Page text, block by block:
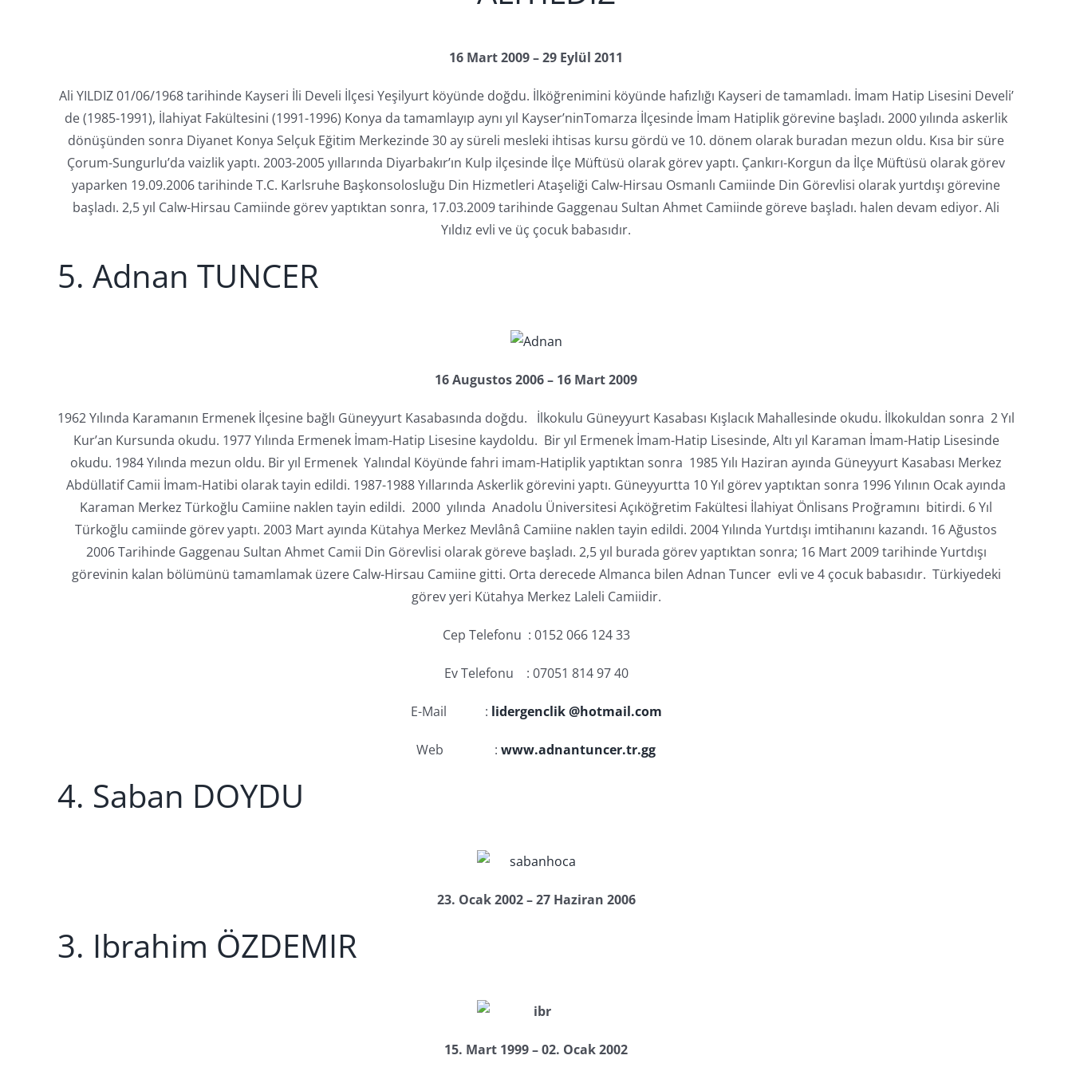
16 Mart 2009 – 29 Eylül 2011
Ali YILDIZ 01/06/1968 tarihinde Kayseri İli Develi İlçesi Yeşilyurt köyünde doğdu. İlköğrenimini köyünde hafızlığı Kayseri de tamamladı. İmam Hatip Lisesini Develi’
de (1985-1991), İlahiyat Fakültesini (1991-1996) Konya da tamamlayıp aynı yıl Kayser’ninTomarza İlçesinde İmam Hatiplik görevine başladı. 2000 yılında askerlik
dönüşünden sonra Diyanet Konya Selçuk Eğitim Merkezinde 30 ay süreli mesleki ihtisas kursu gördü ve 10. dönem olarak buradan mezun oldu. Kısa bir süre
Çorum-Sungurlu’da vaizlik yaptı. 2003-2005 yıllarında Diyarbakır’ın Kulp ilçesinde İlçe Müftüsü olarak görev yaptı. Çankırı-Korgun da İlçe Müftüsü olarak görev
yaparken 19.09.2006 tarihinde T.C. Karlsruhe Başkonsolosluğu Din Hizmetleri Ataşeliği Calw-Hirsau Osmanlı Camiinde Din Görevlisi olarak yurtdışı görevine
başladı. 2,5 yıl Calw-Hirsau Camiinde görev yaptıktan sonra, 17.03.2009 tarihinde Gaggenau Sultan Ahmet Camiinde göreve başladı. halen devam ediyor. Ali
Yıldız evli ve üç çocuk babasıdır.
5. Adnan TUNCER
16 Augustos 2006 – 16 Mart 2009
1962 Yılında Karamanın Ermenek İlçesine bağlı Güneyyurt Kasabasında doğdu. İlkokulu Güneyyurt Kasabası Kışlacık Mahallesinde okudu. İlkokuldan sonra 2 Yıl
Kur’an Kursunda okudu. 1977 Yılında Ermenek İmam-Hatip Lisesine kaydoldu. Bir yıl Ermenek İmam-Hatip Lisesinde, Altı yıl Karaman İmam-Hatip Lisesinde
okudu. 1984 Yılında mezun oldu. Bir yıl Ermenek Yalındal Köyünde fahri imam-Hatiplik yaptıktan sonra 1985 Yılı Haziran ayında Güneyyurt Kasabası Merkez
Abdüllatif Camii İmam-Hatibi olarak tayin edildi. 1987-1988 Yıllarında Askerlik görevini yaptı. Güneyyurtta 10 Yıl görev yaptıktan sonra 1996 Yılının Ocak ayında
Karaman Merkez Türkoğlu Camiine naklen tayin edildi. 2000 yılında Anadolu Üniversitesi Açıköğretim Fakültesi İlahiyat Önlisans Proğramını bitirdi. 6 Yıl
Türkoğlu camiinde görev yaptı. 2003 Mart ayında Kütahya Merkez Mevlânâ Camiine naklen tayin edildi. 2004 Yılında Yurtdışı imtihanını kazandı. 16 Ağustos
2006 Tarihinde Gaggenau Sultan Ahmet Camii Din Görevlisi olarak göreve başladı. 2,5 yıl burada görev yaptıktan sonra; 16 Mart 2009 tarihinde Yurtdışı
görevinin kalan bölümünü tamamlamak üzere Calw-Hirsau Camiine gitti. Orta derecede Almanca bilen Adnan Tuncer evli ve 4 çocuk babasıdır. Türkiyedeki
görev yeri Kütahya Merkez Laleli Camiidir.
Cep Telefonu : 0152 066 124 33
Ev Telefonu : 07051 814 97 40
E-Mail : lidergenclik @hotmail.com
Web : www.adnantuncer.tr.gg
4. Saban DOYDU
23. Ocak 2002 – 27 Haziran 2006
3. Ibrahim ÖZDEMIR
15. Mart 1999 – 02. Ocak 2002